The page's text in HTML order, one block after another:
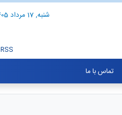
شنبه, 17 مرداد 1405
RSS
تماس با ما